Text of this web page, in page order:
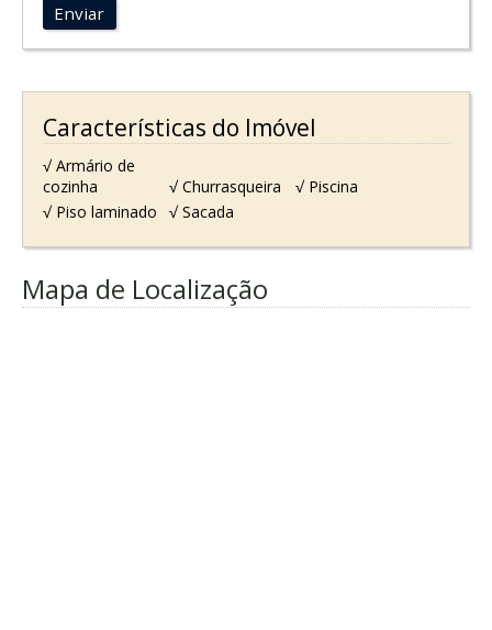
Enviar
Características do Imóvel
√ Armário de
cozinha
√ Churrasqueira
√ Piscina
√ Piso laminado
√ Sacada
Mapa de Localização